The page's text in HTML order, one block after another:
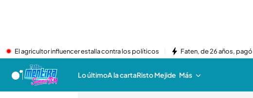
El agricultor influencer estalla contra los políticos Faten, de 26 años,
Lo últimoA la cartaRisto Mejide Más